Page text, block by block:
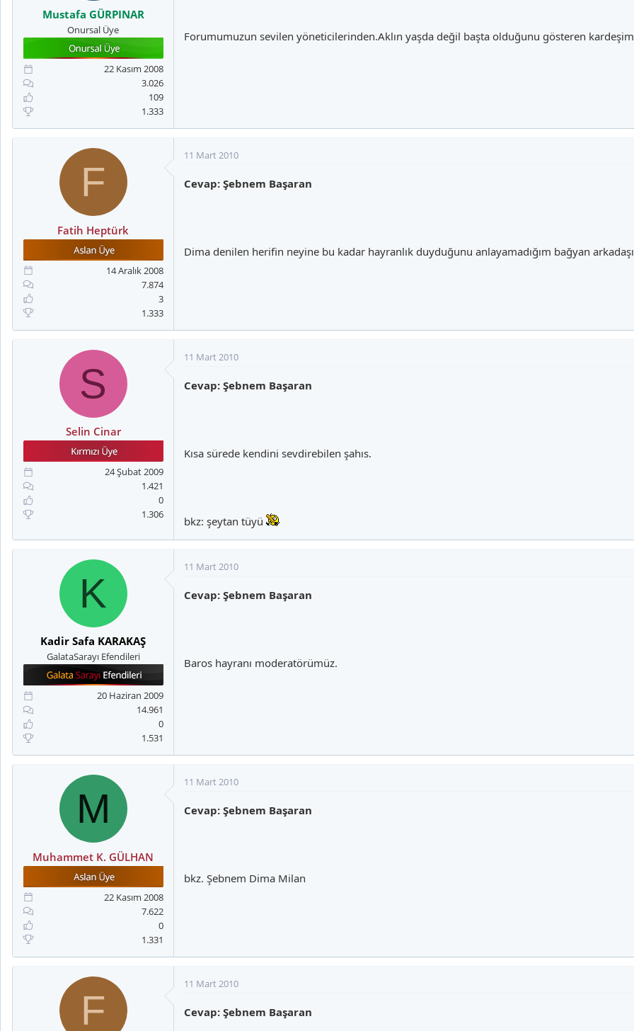
Mustafa GÜRPINAR
Onursal Üye
22 Kasım 2008
3.026
109
1.333
Forumumuzun sevilen yöneticilerinden.Aklın yaşda değil başta olduğunu gösteren
F
Fatih Heptürk
14 Aralık 2008
7.874
3
1.333
11 Mart 2010
Cevap: Şebnem Başaran
Dima denilen herifin neyine bu kadar hayranlık duyduğunu anlayamadığım bağyan
S
Selin Cinar
24 Şubat 2009
1.421
0
1.306
11 Mart 2010
Cevap: Şebnem Başaran
Kısa sürede kendini sevdirebilen şahıs.
bkz: şeytan tüyü
K
Kadir Safa KARAKAŞ
GalataSarayı Efendileri
20 Haziran 2009
14.961
0
1.531
11 Mart 2010
Cevap: Şebnem Başaran
Baros hayranı moderatörümüz.
M
Muhammet K. GÜLHAN
22 Kasım 2008
7.622
0
1.331
11 Mart 2010
Cevap: Şebnem Başaran
bkz. Şebnem Dima Milan
F
11 Mart 2010
Cevap: Şebnem Başaran